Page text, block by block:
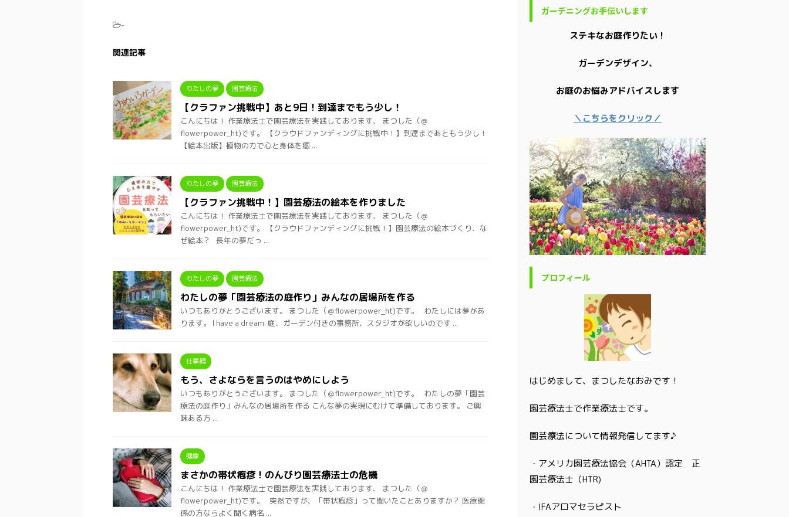
-
関連記事
わたしの夢 園芸療法
【クラファン挑戦中】あと9日！到達までもう少し！
こんにちは！ 作業療法士で園芸療法を実践しております、 まつした（＠
flowerpower_ht)です。 【クラウドファンディングに挑戦中！】到達まであともう少し！
【絵本出版】植物の力で心と身体を癒 ...
わたしの夢 園芸療法
【クラファン挑戦中！】園芸療法の絵本を作りました
こんにちは！ 作業療法士で園芸療法を実践しております、 まつした（＠
flowerpower_ht)です。 【クラウドファンディングに挑戦！】園芸療法の絵本づくり、な
ぜ絵本？ 長年の夢だっ ...
わたしの夢 園芸療法
わたしの夢「園芸療法の庭作り」みんなの居場所を作る
いつもありがとうございます。 まつした（＠flowerpower_ht)です。 わたしには夢があ
ります。 I have a dream. 庭、ガーデン付きの事務所、スタジオが欲しいのです ...
仕事観
もう、さよならを言うのはやめにしよう
いつもありがとうございます。 まつした（＠flowerpower_ht)です。 わたしの夢「園芸
療法の庭作り」みんなの居場所を作る こんな夢の実現にむけて準備しております。 ご興
味ある方 ...
健康
まさかの帯状疱疹！のんびり園芸療法士の危機
こんにちは！ 作業療法士で園芸療法を実践しております、 まつした（＠
flowerpower_ht)です。 突然ですが、「帯状疱疹」って聞いたことありますか？ 医療関
係の方ならよく聞く病名 ...
ガーデニングお手伝いします
ステキなお庭作りたい！
ガーデンデザイン、
お庭のお悩みアドバイスします
＼こちらをクリック／
プロフィール
はじめまして、まつしたなおみです！
園芸療法士で作業療法士です。
園芸療法について情報発信してます♪
・アメリカ園芸療法協会（AHTA）認定 正
園芸療法士（HTR)
・IFAアロマセラピスト